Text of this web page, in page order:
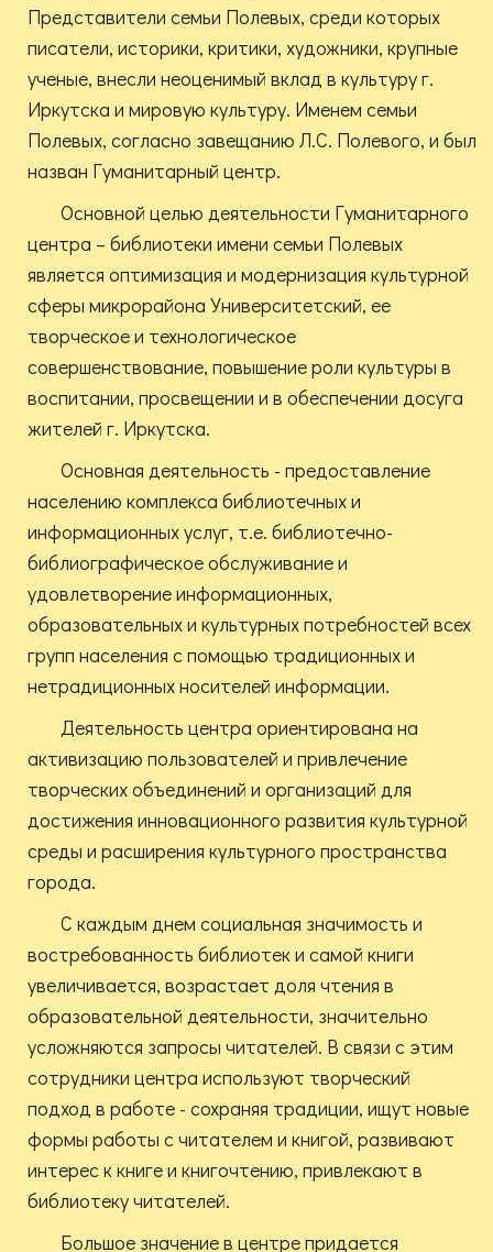
Представители семьи Полевых, среди которых
писатели, историки, критики, художники, крупные
ученые, внесли неоценимый вклад в культуру г.
Иркутска и мировую культуру. Именем семьи
Полевых, согласно завещанию Л.С. Полевого, и был
назван Гуманитарный центр.
Основной целью деятельности Гуманитарного
центра – библиотеки имени семьи Полевых
является оптимизация и модернизация культурной
сферы микрорайона Университетский, ее
творческое и технологическое
совершенствование, повышение роли культуры в
воспитании, просвещении и в обеспечении досуга
жителей г. Иркутска.
Основная деятельность - предоставление
населению комплекса библиотечных и
информационных услуг, т.е. библиотечно-
библиографическое обслуживание и
удовлетворение информационных,
образовательных и культурных потребностей всех
групп населения с помощью традиционных и
нетрадиционных носителей информации.
Деятельность центра ориентирована на
активизацию пользователей и привлечение
творческих объединений и организаций для
достижения инновационного развития культурной
среды и расширения культурного пространства
города.
С каждым днем социальная значимость и
востребованность библиотек и самой книги
увеличивается, возрастает доля чтения в
образовательной деятельности, значительно
усложняются запросы читателей. В связи с этим
сотрудники центра используют творческий
подход в работе - сохраняя традиции, ищут новые
формы работы с читателем и книгой, развивают
интерес к книге и книгочтению, привлекают в
библиотеку читателей.
Большое значение в центре придается